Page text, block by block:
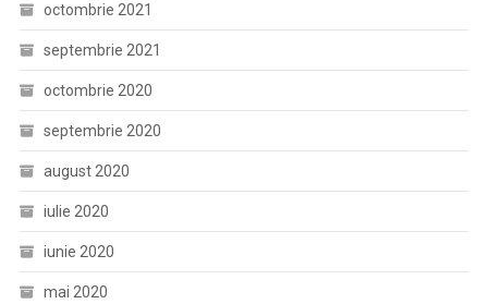
octombrie 2021
septembrie 2021
octombrie 2020
septembrie 2020
august 2020
iulie 2020
iunie 2020
mai 2020